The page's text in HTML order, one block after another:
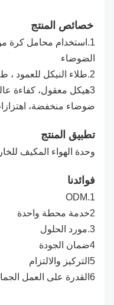
خصائص المنتج
الضوضاء
3هيكل معقول، كفاءة
ضوضاء منخفضة، اهتزازات
تطبيق المنتج
وحدة الهواء المكيف للخارج
فوائدنا